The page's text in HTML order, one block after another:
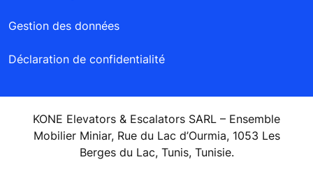
Gestion des données
Déclaration de confidentialité
KONE Elevators & Escalators SARL – Ensemble
Mobilier Miniar, Rue du Lac d’Ourmia, 1053 Les
Berges du Lac, Tunis, Tunisie.